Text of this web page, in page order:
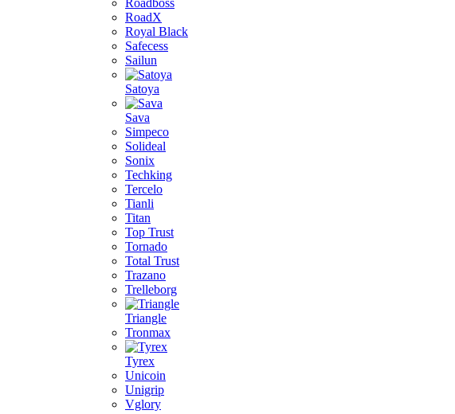
Roadboss
RoadX
Royal Black
Safecess
Sailun
Satoya
Sava
Simpeco
Solideal
Sonix
Techking
Tercelo
Tianli
Titan
Top Trust
Tornado
Total Trust
Trazano
Trelleborg
Triangle
Tronmax
Tyrex
Unicoin
Unigrip
Vglory